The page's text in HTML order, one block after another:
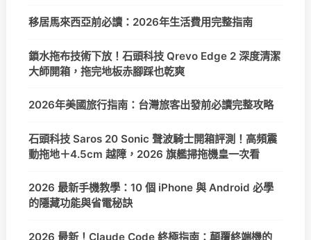
移居馬來西亞前必讀：2026年生活費用完整指南
鎖水拖布技術下放！石頭科技 Qrevo Edge 2 深度清潔
大師開箱，拖完地板赤腳踩也乾爽
2026年美國旅行指南：台灣旅客出發前必讀完整攻略
石頭科技 Saros 20 Sonic 聲波騎士開箱評測！高頻震
動拖地＋4.5cm 越障，2026 旗艦掃拖機皇一次看
2026 最新手機教學：10 個 iPhone 與 Android 必學
的隱藏功能與省電秘訣
2026 最新！Claude Code 終極指南：顛覆終端機的